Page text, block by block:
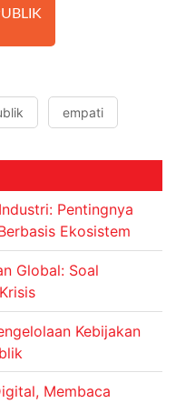
empati
Pentingnya
Ekosistem
Global: Soal
Kebijakan
Membaca